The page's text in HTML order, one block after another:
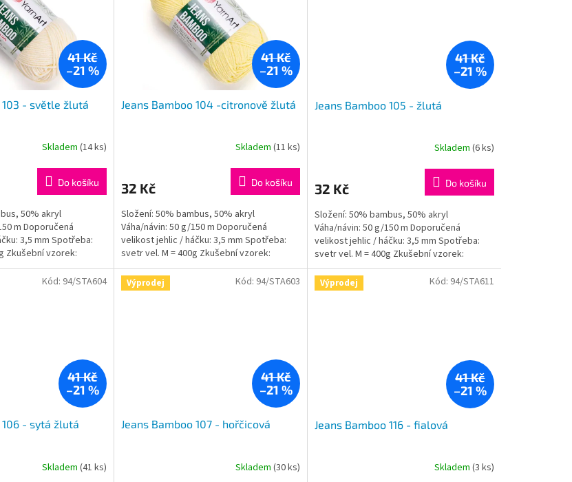
41 Kč
–21 %
103 - světle žlutá
Skladem (14 ks)
Do košíku
50% akryl
m Doporučená
3,5 mm Spotřeba:
Zkušební vzorek:
24ok,...
41 Kč
–21 %
Jeans Bamboo 104 -citronově žlutá
Skladem (11 ks)
32 Kč Do košíku
Složení: 50% bambus, 50% akryl
Váha/návin: 50 g/150 m Doporučená
velikost jehlic / háčku: 3,5 mm Spotřeba:
svetr vel. M = 400g Zkušební vzorek:
jehlice: 10x10cm = 24ok,...
41 Kč
–21 %
Jeans Bamboo 105 - žlutá
Skladem (6 ks)
32 Kč Do košíku
Složení: 50% bambus, 50% akryl
Váha/návin: 50 g/150 m Doporučená
velikost jehlic / háčku: 3,5 mm Spotřeba:
svetr vel. M = 400g Zkušební vzorek:
jehlice: 10x10cm = 24ok,...
41 Kč
–21 %
106 - sytá žlutá
Skladem (41 ks)
Kód: 94/STA604 Výprodej
41 Kč
–21 %
Jeans Bamboo 107 - hořčicová
Skladem (30 ks)
Kód: 94/STA603 Výprodej
41 Kč
–21 %
Jeans Bamboo 116 - fialová
Skladem (3 ks)
Kód: 94/STA611